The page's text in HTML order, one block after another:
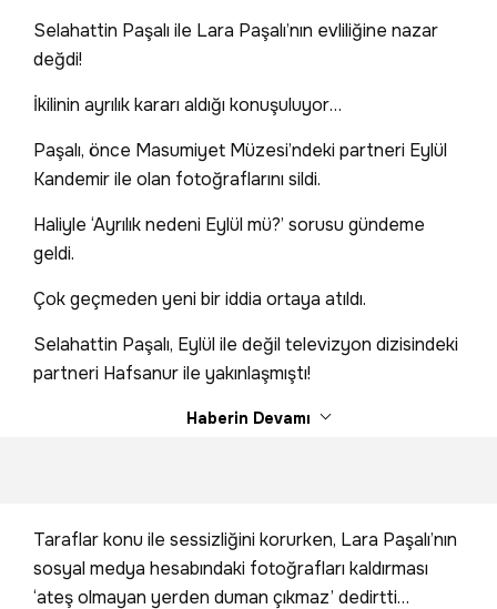
Selahattin Paşalı ile Lara Paşalı’nın evliliğine nazar
değdi!
İkilinin ayrılık kararı aldığı konuşuluyor…
Paşalı, önce Masumiyet Müzesi’ndeki partneri Eylül
Kandemir ile olan fotoğraflarını sildi.
Haliyle ‘Ayrılık nedeni Eylül mü?’ sorusu gündeme
geldi.
Çok geçmeden yeni bir iddia ortaya atıldı.
Selahattin Paşalı, Eylül ile değil televizyon dizisindeki
partneri Hafsanur ile yakınlaşmıştı!
Haberin Devamı
Taraflar konu ile sessizliğini korurken, Lara Paşalı’nın
sosyal medya hesabındaki fotoğrafları kaldırması
‘ateş olmayan yerden duman çıkmaz’ dedirtti…